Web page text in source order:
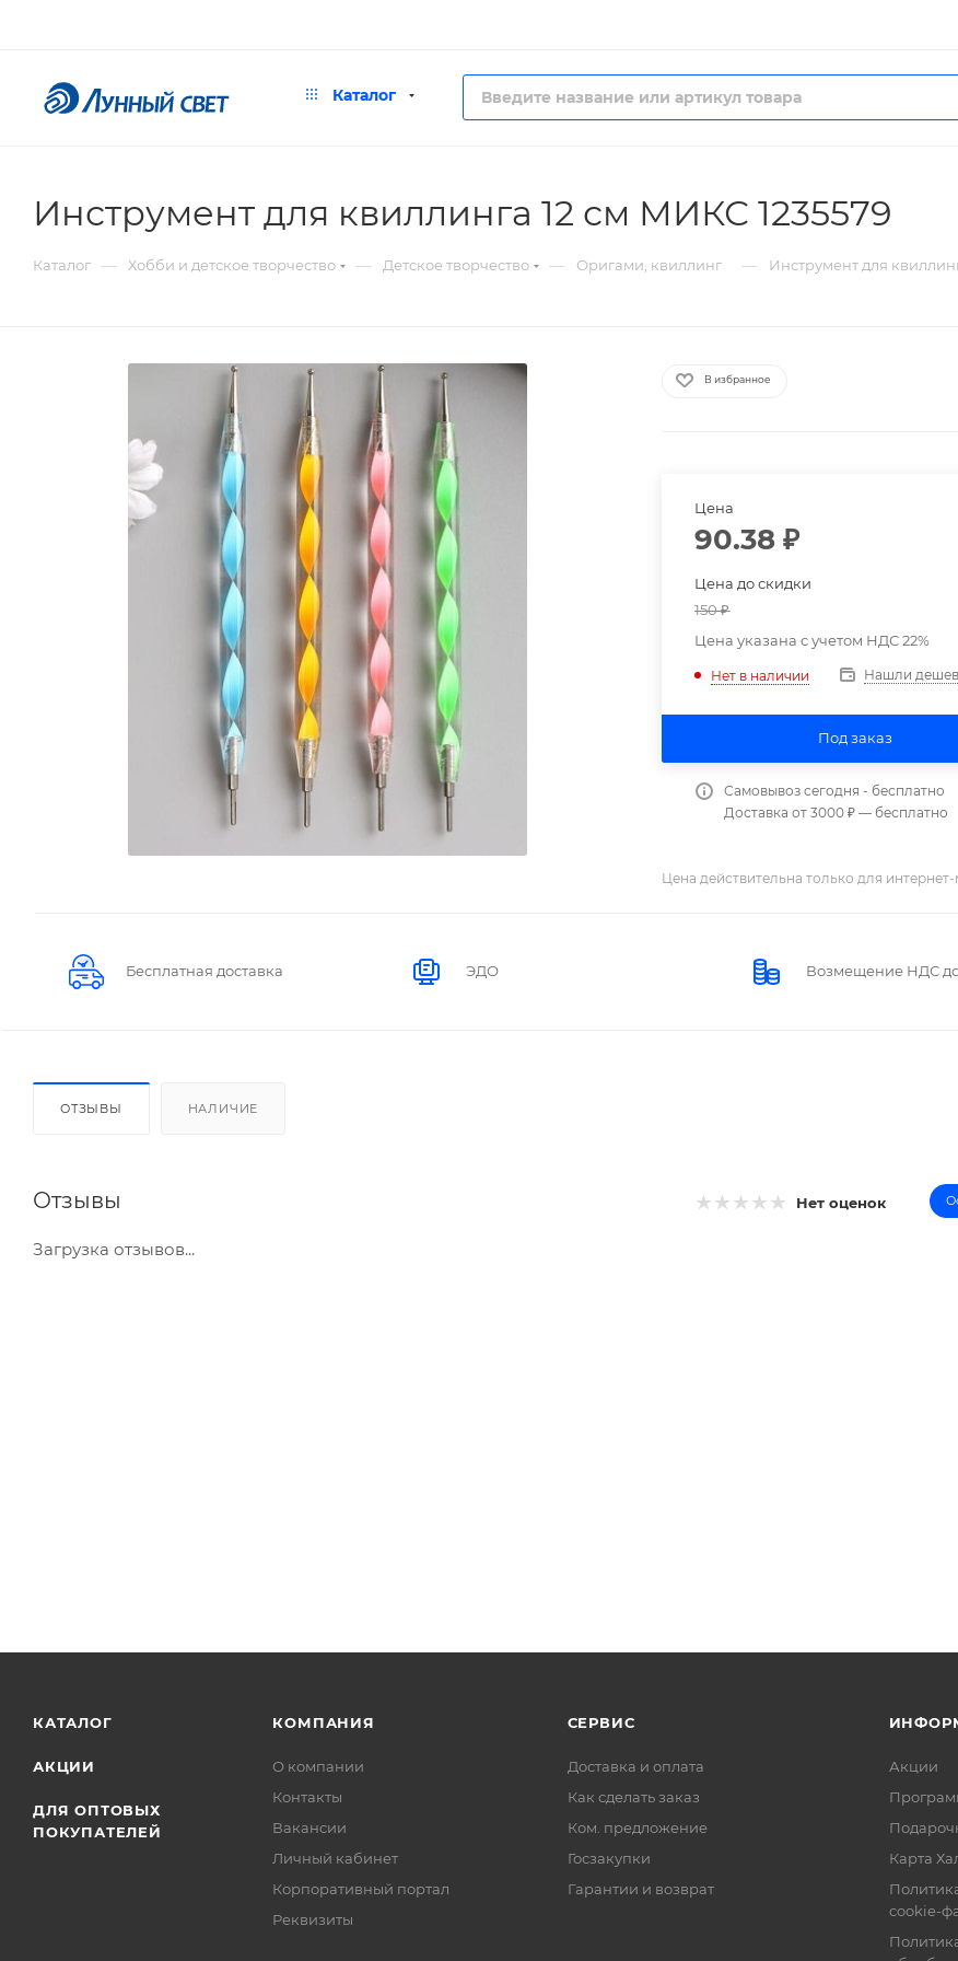
Каталог
Инструмент для квиллинга 12 см МИКС 1235579
Каталог — Хобби и детское творчество — Детское творчество — Оригами, квиллинг — Инструмент для
В избранное
Цена
90.38 ₽
Цена до скидки
150₽
Цена указана с учетом НДС 22%
Нет в наличии Нашли
Под заказ
Самовывоз сегодня - бесплатно
Доставка от 3000 ₽ — бесплатно
Цена действительна только для
Бесплатная доставка ЭДО Возмещение НДС до
ОТЗЫВЫ НАЛИЧИЕ
Отзывы Нет оценок
Загрузка отзывов...
КАТАЛОГ
АКЦИИ
ДЛЯ ОПТОВЫХ
ПОКУПАТЕЛЕЙ
КОМПАНИЯ
О компании
Контакты
Вакансии
Личный кабинет
Корпоративный портал
Реквизиты
СЕРВИС
Доставка и оплата
Как сделать заказ
Ком. предложение
Госзакупки
Гарантии и возврат
Акции
Карта
cookie-